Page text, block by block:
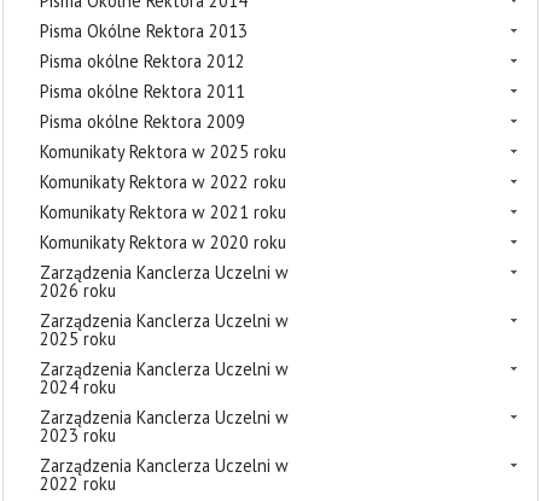
Pisma Okólne Rektora 2013
Pisma okólne Rektora 2012
Pisma okólne Rektora 2011
Pisma okólne Rektora 2009
Komunikaty Rektora w 2025 roku
Komunikaty Rektora w 2022 roku
Komunikaty Rektora w 2021 roku
Komunikaty Rektora w 2020 roku
Zarządzenia Kanclerza Uczelni w
2026 roku
Zarządzenia Kanclerza Uczelni w
2025 roku
Zarządzenia Kanclerza Uczelni w
2024 roku
Zarządzenia Kanclerza Uczelni w
2023 roku
Zarządzenia Kanclerza Uczelni w
2022 roku